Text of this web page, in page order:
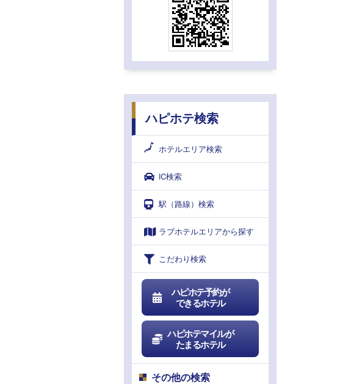
ハピホテ検索
ホテルエリア検索
IC検索
駅（路線）検索
ラブホテルエリアから探す
こだわり検索
ハピホテ予約が
できるホテル
ハピホテマイルが
たまるホテル
その他の検索